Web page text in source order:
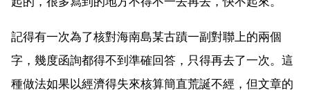
記得有一次為了核對海南島某古蹟一副對聯上的兩個
字，幾度函詢都得不到準確回答，只得再去了一次。這
種做法如果以經濟得失來核算簡直荒誕不經，但文章的